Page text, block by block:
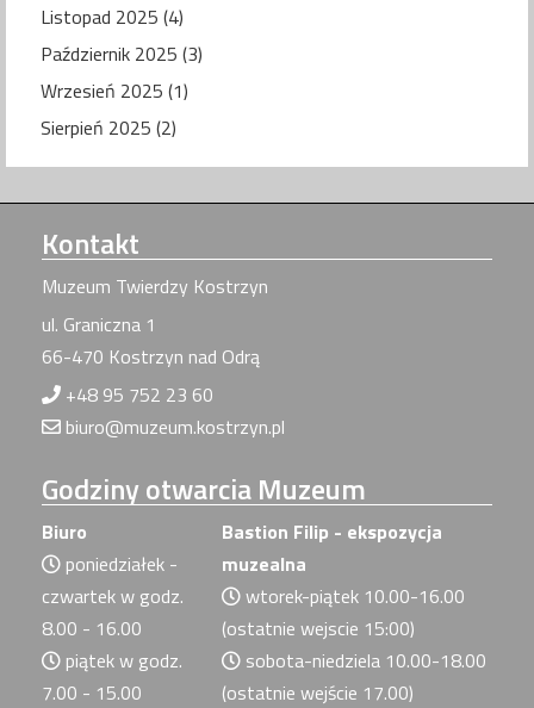
Listopad 2025 (4)
Październik 2025 (3)
Wrzesień 2025 (1)
Sierpień 2025 (2)
Kontakt
Muzeum Twierdzy Kostrzyn
ul. Graniczna 1
66-470 Kostrzyn nad Odrą
+48 95 752 23 60
biuro@muzeum.kostrzyn.pl
Godzinyotwarcia Muzeum
Biuro
poniedziałek -
czwartek w godz.
8.00 - 16.00
piątek w godz.
7.00 - 15.00
Bastion Filip - ekspozycja
muzealna
wtorek-piątek 10.00-16.00
(ostatnie wejscie 15:00)
sobota-niedziela 10.00-18.00
(ostatnie wejście 17.00)